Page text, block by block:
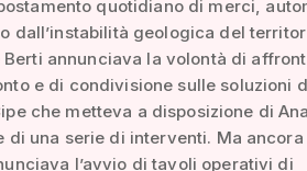
quotidiano di merci,
dall’instabilità geologica del
Berti annunciava la volontà di
e di condivisione sulle soluzioni
che metteva a disposizione di
una serie di interventi. Ma
l’avvio di tavoli operativi di